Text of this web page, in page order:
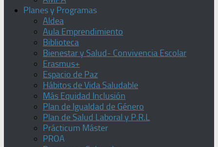
Planes y Programas
Aldea
Aula Emprendimiento
Biblioteca
Bienestar y Salud- Convivencia Escolar
Erasmus+
Espacio de Paz
Hábitos de Vida Saludable
Más Equidad Inclusión
Plan de Igualdad de Género
Plan de Salud Laboral y P.R.L
Prácticum Máster
PROA